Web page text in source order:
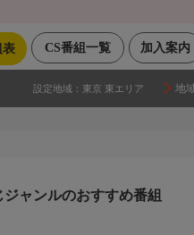
加入案内
CS番組一覧
表
設定地域： 東京 東エリア 地
ジャンルのおすすめ番組